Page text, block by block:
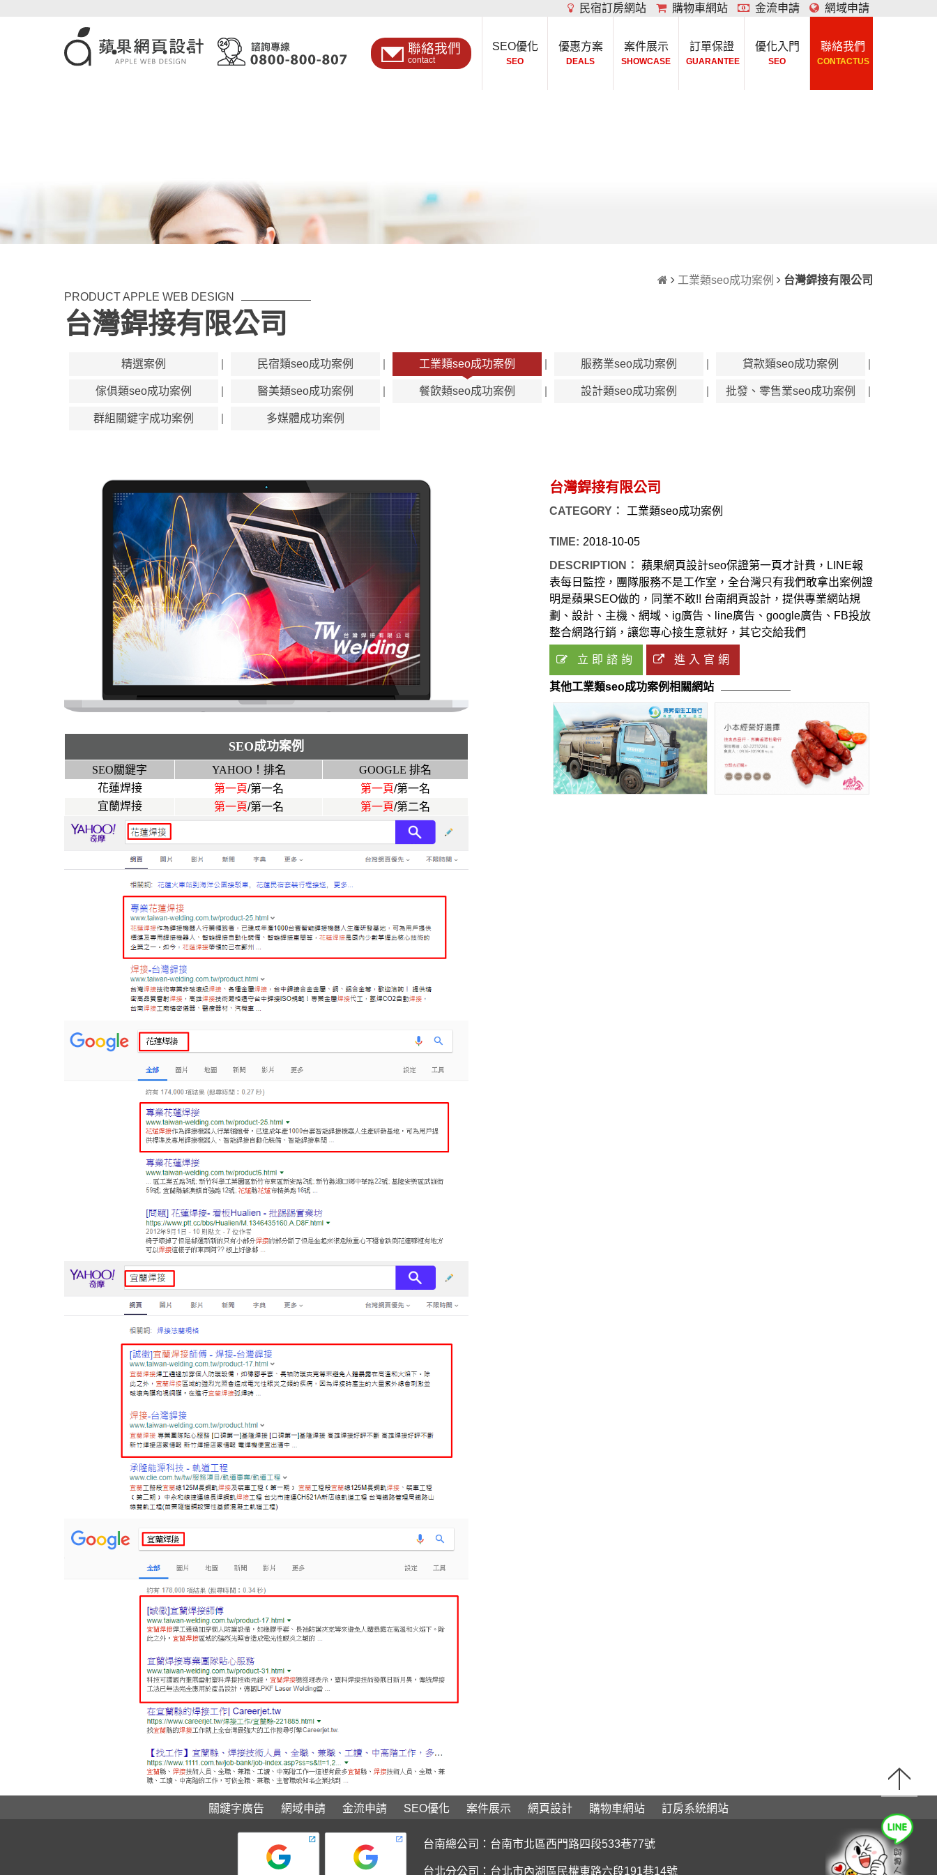
民宿訂房網站 購物車網站 金流申請 網域申請
聯絡我們
contact
SEO優化
SEO
優惠方案
DEALS
案件展示
SHOWCASE
訂單保證
GUARANTEE
優化入門
SEO
聯絡我們
CONTACTUS
工業類seo成功案例
台灣銲接有限公司
PRODUCT APPLE WEB DESIGN
台灣銲接有限公司
精選案例 民宿類seo成功案例 工業類seo成功案例 服務業seo成功案例 貸款類seo成功案例
傢俱類seo成功案例 醫美類seo成功案例 餐飲類seo成功案例 設計類seo成功案例 批發、零售業seo成功案例
群組關鍵字成功案例 多媒體成功案例
SEO成功案例
SEO關鍵字 YAHOO！排名
GOOGLE 排名
花蓮焊接
第一頁/第一名 第一頁/第一名
宜蘭焊接
第一頁/第一名 第一頁/第二名
台灣銲接有限公司
CATEGORY： 工業類seo成功案例
TIME: 2018-10-05
DESCRIPTION：
蘋果網頁設計seo保證第一頁才計費，LINE報
表每日監控，團隊服務不是工作室，全台灣只有我們敢拿出案例證
明是蘋果SEO做的，同業不敢!! 台南網頁設計，提供專業網站規
劃、設計、主機、網域、ig廣告、line廣告、google廣告、FB投放
整合網路行銷，讓您專心接生意就好，其它交給我們
立即諮詢 進入官網
其他工業類seo成功案例相關網站
東昇衛生工程行
服務業seo成功案例
懷念食品行
餐飲類seo成功案例
關鍵字廣告 網域申請 金流申請 SEO優化 案件展示 網頁設計 購物車網站 訂房系統網站
台南總公司： 台南市北區西門路四段533巷77號
台北分公司：台北市內湖區民權東路六段191巷14號